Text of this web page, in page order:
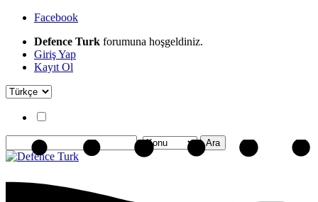
Facebook
Defence Turk forumuna hoşgeldiniz.
Giriş Yap
Kayıt Ol